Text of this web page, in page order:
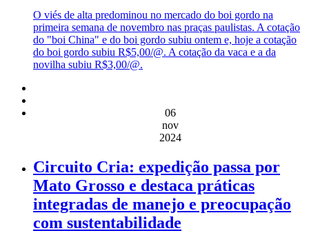
O viés de alta predominou no mercado do boi gordo na
primeira semana de novembro nas praças paulistas. A cotação
do "boi China" e do boi gordo subiu ontem e, hoje a cotação
do boi gordo subiu R$5,00/@. A cotação da vaca e a da
novilha subiu R$3,00/@.
06
nov
2024
Circuito Cria: expedição passa por
Mato Grosso e destaca práticas
integradas de manejo e preocupação
com sustentabilidade